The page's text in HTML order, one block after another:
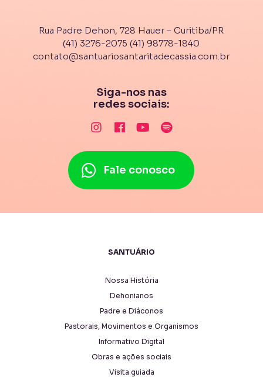
Rua Padre Dehon, 728 Hauer – Curitiba/PR
(41) 3276-2075 (41) 98778-1840
contato@santuariosantaritadecassia.com.br
Siga-nos nas
redes sociais:
Fale conosco
SANTUÁRIO
Nossa História
Dehonianos
Padre e Diáconos
Pastorais, Movimentos e Organismos
Informativo Digital
Obras e ações sociais
Visita guiada